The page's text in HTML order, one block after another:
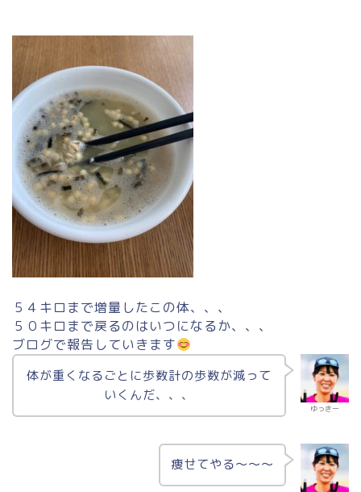
５４キロまで増量したこの体、、、
５０キロまで戻るのはいつになるか、、、
ブログで報告していきます
ゆっきー
体が重くなるごとに歩数計の歩数が減って
いくんだ、、、
痩せてやる〜〜〜